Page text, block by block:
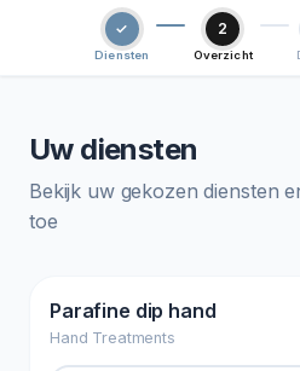
✓
Diensten
2
Overzicht
Uw diensten
Bekijk uw gekozen diensten
toe
Parafine dip hand
Hand Treatments